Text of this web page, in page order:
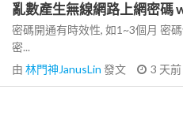
亂數產生無線網路上網密碼
密碼開通有時效性, 如1~3個月 密
密...
由 林門神JanusLin 發文 3 天前